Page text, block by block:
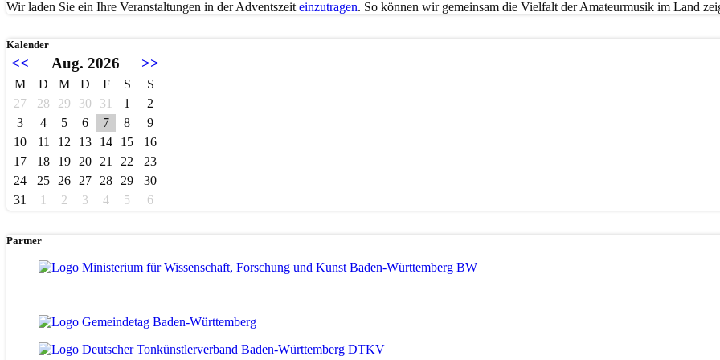
Wir laden Sie ein Ihre Veranstaltungen in der Adventszeit einzutragen. So können wir gemeinsam die Vielfalt der Amateurmusik im Land
Kalender
<< Aug. 2026 >>
M D M D F S
S
27
28 29 30 31 1
2
3
4 5 6 7 8
9
10
11 12 13 14 15
16
17
18 19 20 21 22
23
24
25 26 27 28 29
30
31
1 2 3 4 5 6
Partner